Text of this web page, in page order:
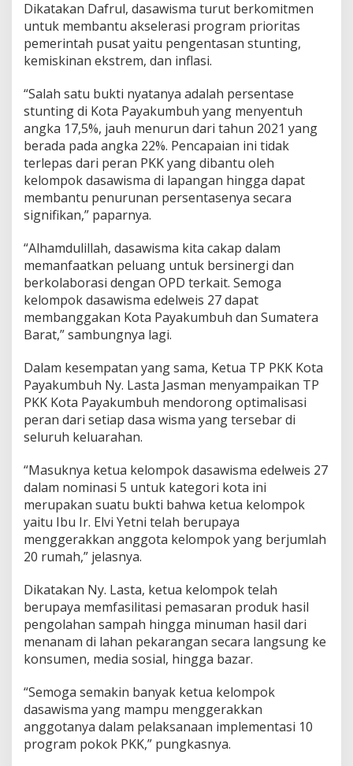
a
y
a
k
u
b
u
h
Dikatakan Dafrul, dasawisma turut berkomitmen
untuk membantu akselerasi program prioritas
pemerintah pusat yaitu pengentasan stunting,
kemiskinan ekstrem, dan inflasi.
“Salah satu bukti nyatanya adalah persentase
stunting di Kota Payakumbuh yang menyentuh
angka 17,5%, jauh menurun dari tahun 2021 yang
berada pada angka 22%. Pencapaian ini tidak
terlepas dari peran PKK yang dibantu oleh
kelompok dasawisma di lapangan hingga dapat
membantu penurunan persentasenya secara
signifikan,” paparnya.
“Alhamdulillah, dasawisma kita cakap dalam
memanfaatkan peluang untuk bersinergi dan
berkolaborasi dengan OPD terkait. Semoga
kelompok dasawisma edelweis 27 dapat
membanggakan Kota Payakumbuh dan Sumatera
Barat,” sambungnya lagi.
Dalam kesempatan yang sama, Ketua TP PKK Kota
Payakumbuh Ny. Lasta Jasman menyampaikan TP
PKK Kota Payakumbuh mendorong optimalisasi
peran dari setiap dasa wisma yang tersebar di
seluruh keluarahan.
“Masuknya ketua kelompok dasawisma edelweis 27
dalam nominasi 5 untuk kategori kota ini
merupakan suatu bukti bahwa ketua kelompok
yaitu Ibu Ir. Elvi Yetni telah berupaya
menggerakkan anggota kelompok yang berjumlah
20 rumah,” jelasnya.
Dikatakan Ny. Lasta, ketua kelompok telah
berupaya memfasilitasi pemasaran produk hasil
pengolahan sampah hingga minuman hasil dari
menanam di lahan pekarangan secara langsung ke
konsumen, media sosial, hingga bazar.
“Semoga semakin banyak ketua kelompok
dasawisma yang mampu menggerakkan
anggotanya dalam pelaksanaan implementasi 10
program pokok PKK,” pungkasnya.